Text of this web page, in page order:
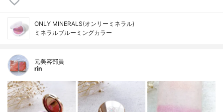
ONLY MINERALS(オンリーミネラル)
ミネラルブルーミングカラー
元美容部員
rin